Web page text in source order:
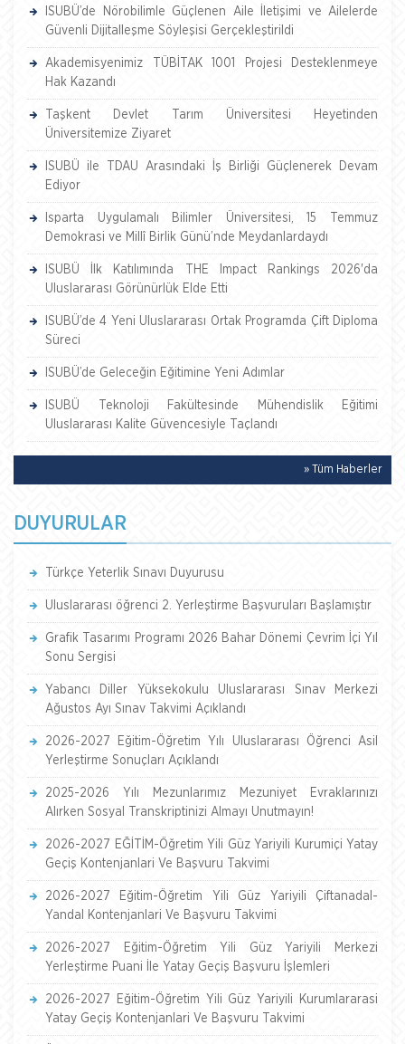
ISUBÜ’de Nörobilimle Güçlenen Aile İletişimi ve Ailelerde
Güvenli Dijitalleşme Söyleşisi Gerçekleştirildi
Akademisyenimiz TÜBİTAK 1001 Projesi Desteklenmeye
Hak Kazandı
Taşkent Devlet Tarım Üniversitesi Heyetinden
Üniversitemize Ziyaret
ISUBÜ ile TDAU Arasındaki İş Birliği Güçlenerek Devam
Ediyor
Isparta Uygulamalı Bilimler Üniversitesi, 15 Temmuz
Demokrasi ve Millî Birlik Günü’nde Meydanlardaydı
ISUBÜ İlk Katılımında THE Impact Rankings 2026'da
Uluslararası Görünürlük Elde Etti
ISUBÜ’de 4 Yeni Uluslararası Ortak Programda Çift Diploma
Süreci
ISUBÜ’de Geleceğin Eğitimine Yeni Adımlar
ISUBÜ Teknoloji Fakültesinde Mühendislik Eğitimi
Uluslararası Kalite Güvencesiyle Taçlandı
» Tüm Haberler
DUYURULAR
Türkçe Yeterlik Sınavı Duyurusu
Uluslararası öğrenci 2. Yerleştirme Başvuruları Başlamıştır
Grafik Tasarımı Programı 2026 Bahar Dönemi Çevrim İçi Yıl
Sonu Sergisi
Yabancı Diller Yüksekokulu Uluslararası Sınav Merkezi
Ağustos Ayı Sınav Takvimi Açıklandı
2026-2027 Eğitim-Öğretim Yılı Uluslararası Öğrenci Asil
Yerleştirme Sonuçları Açıklandı
2025-2026 Yılı Mezunlarımız Mezuniyet Evraklarınızı
Alırken Sosyal Transkriptinizi Almayı Unutmayın!
2026-2027 EĞİTİM-Öğretim Yili Güz Yariyili Kurumiçi Yatay
Geçiş Kontenjanlari Ve Başvuru Takvimi
2026-2027 Eğitim-Öğretim Yili Güz Yariyili Çiftanadal-
Yandal Kontenjanlari Ve Başvuru Takvimi
2026-2027 Eğitim-Öğretim Yili Güz Yariyili Merkezi
Yerleştirme Puani İle Yatay Geçiş Başvuru İşlemleri
2026-2027 Eğitim-Öğretim Yili Güz Yariyili Kurumlararasi
Yatay Geçiş Kontenjanlari Ve Başvuru Takvimi